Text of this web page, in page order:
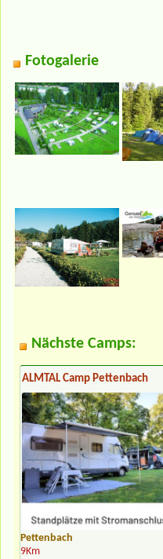
Fotogalerie
Nächste Camps:
ALMTAL Camp Pettenbach
Pettenbach
9Km